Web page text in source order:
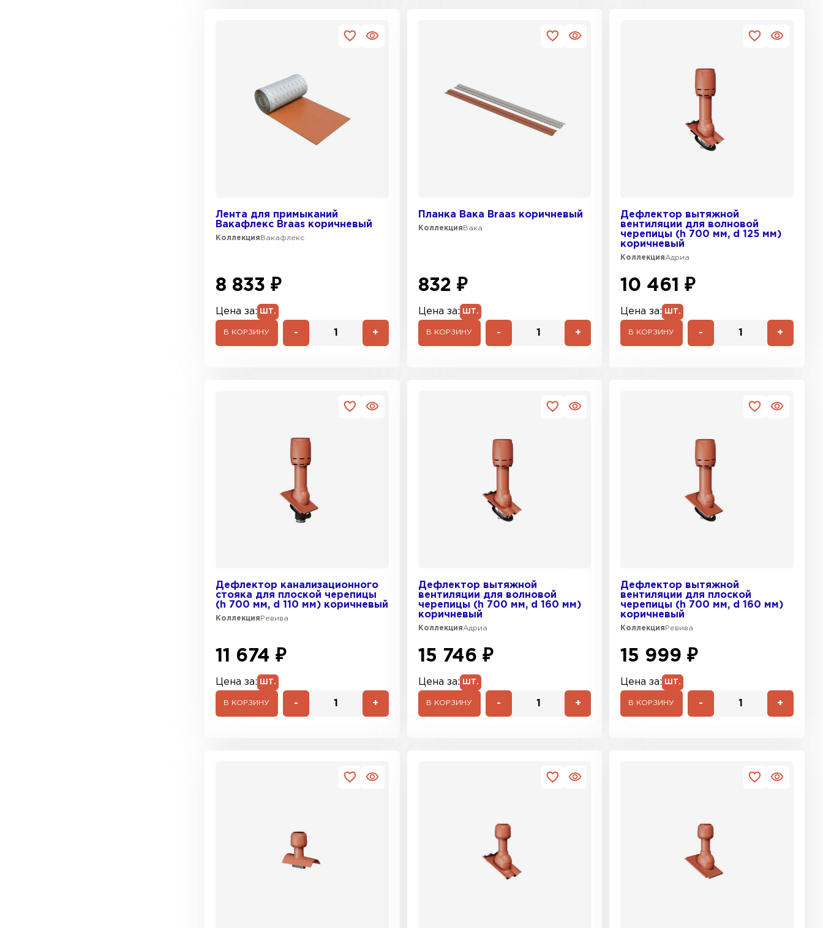
Лента для примыканий
Вакафлекс Braas коричневый
Коллекция Вакафлекс
8 833 ₽
Цена за: ШТ.
В КОРЗИНУ - +
Планка Вака Braas коричневый
Коллекция Вака
832 ₽
Цена за: ШТ.
В КОРЗИНУ - +
Дефлектор вытяжной
вентиляции для волновой
черепицы (h 700 мм, d 125 мм)
коричневый
КоллекцияАдриа
10 461 ₽
Цена за: ШТ.
В КОРЗИНУ - +
Дефлектор канализационного
стояка для плоской черепицы
(h 700 мм, d 110 мм) коричневый
Коллекция Ревива
11 674 ₽
Цена за: ШТ.
В КОРЗИНУ - +
Дефлектор вытяжной
вентиляции для волновой
черепицы (h 700 мм, d 160 мм)
коричневый
КоллекцияАдриа
15 746 ₽
Цена за: ШТ.
В КОРЗИНУ - +
Дефлектор вытяжной
вентиляции для плоской
черепицы (h 700 мм, d 160 мм)
коричневый
Коллекция Ревива
15 999 ₽
Цена за: ШТ.
В КОРЗИНУ - +